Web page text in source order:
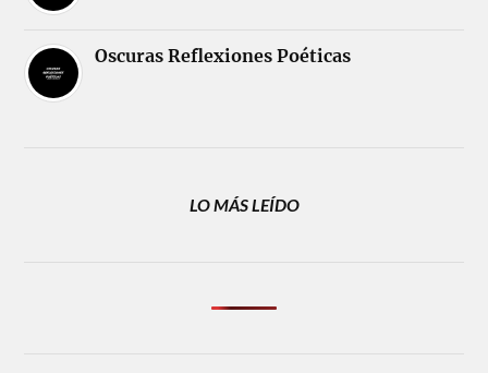
Oscuras Reflexiones Poéticas
LO MÁS LEÍDO